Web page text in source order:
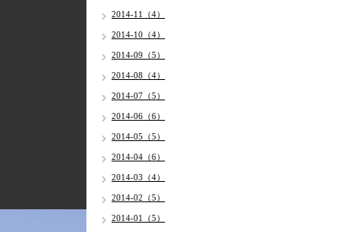
2014-11（4）
2014-10（4）
2014-09（5）
2014-08（4）
2014-07（5）
2014-06（6）
2014-05（5）
2014-04（6）
2014-03（4）
2014-02（5）
2014-01（5）